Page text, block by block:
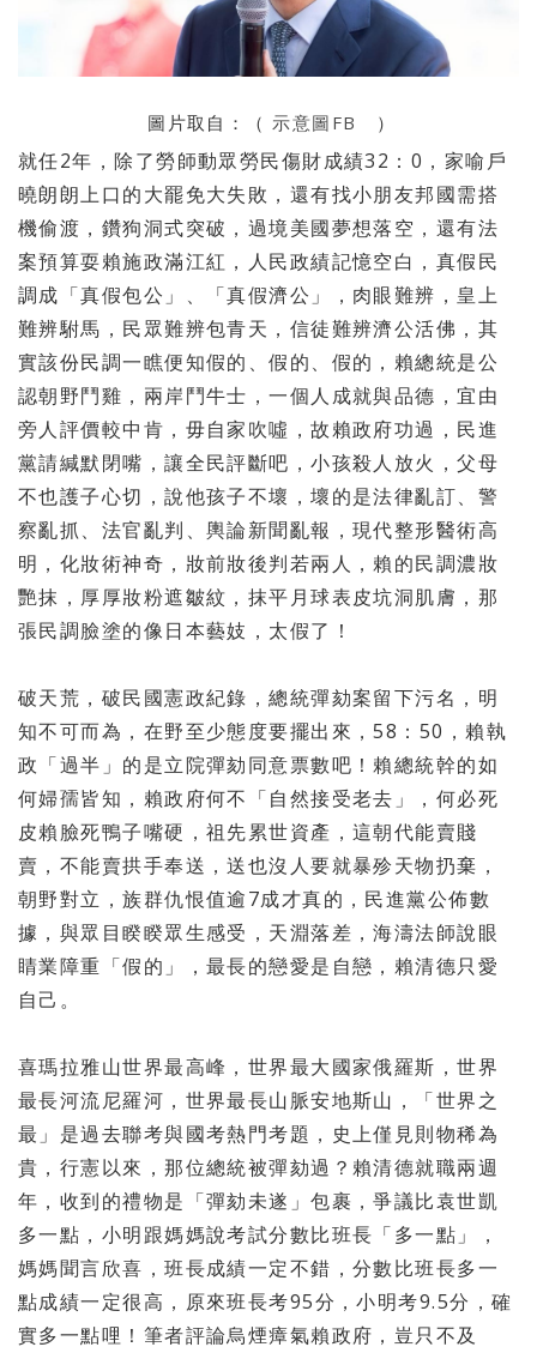
圖片取自：（ 示意圖FB ）
就任2年，除了勞師動眾勞民傷財成績32：0，家喻戶
曉朗朗上口的大罷免大失敗，還有找小朋友邦國需搭
機偷渡，鑽狗洞式突破，過境美國夢想落空，還有法
案預算耍賴施政滿江紅，人民政績記憶空白，真假民
調成「真假包公」、「真假濟公」，肉眼難辨，皇上
難辨駙馬，民眾難辨包青天，信徒難辨濟公活佛，其
實該份民調一瞧便知假的、假的、假的，賴總統是公
認朝野鬥雞，兩岸鬥牛士，一個人成就與品德，宜由
旁人評價較中肯，毋自家吹噓，故賴政府功過，民進
黨請緘默閉嘴，讓全民評斷吧，小孩殺人放火，父母
不也護子心切，說他孩子不壞，壞的是法律亂訂、警
察亂抓、法官亂判、輿論新聞亂報，現代整形醫術高
明，化妝術神奇，妝前妝後判若兩人，賴的民調濃妝
艷抹，厚厚妝粉遮皺紋，抹平月球表皮坑洞肌膚，那
張民調臉塗的像日本藝妓，太假了！
破天荒，破民國憲政紀錄，總統彈劾案留下污名，明
知不可而為，在野至少態度要擺出來，58：50，賴執
政「過半」的是立院彈劾同意票數吧！賴總統幹的如
何婦孺皆知，賴政府何不「自然接受老去」，何必死
皮賴臉死鴨子嘴硬，祖先累世資產，這朝代能賣賤
賣，不能賣拱手奉送，送也沒人要就暴殄天物扔棄，
朝野對立，族群仇恨值逾7成才真的，民進黨公佈數
據，與眾目睽睽眾生感受，天淵落差，海濤法師說眼
睛業障重「假的」，最長的戀愛是自戀，賴清德只愛
自己。
喜瑪拉雅山世界最高峰，世界最大國家俄羅斯，世界
最長河流尼羅河，世界最長山脈安地斯山，「世界之
最」 是過去聯考與國考熱門考題，史上僅見則物稀為
貴，行憲以來，那位總統被彈劾過？賴清德就職兩週
年，收到的禮物是「彈劾未遂」包裹，爭議比袁世凱
多一點，小明跟媽媽說考試分數比班長「多一點」，
媽媽聞言欣喜，班長成績一定不錯，分數比班長多一
點成績一定很高，原來班長考95分，小明考9.5分，確
實多一點哩！筆者評論烏煙瘴氣賴政府，豈只不及